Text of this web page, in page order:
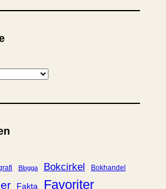
Blogga Bokcirkel Bokhandel
Fakta Favoriter